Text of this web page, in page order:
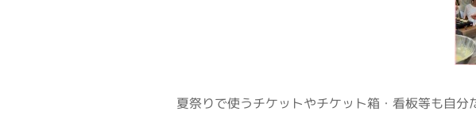
夏祭りで使うチケットやチケット箱・看板等も自